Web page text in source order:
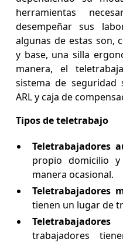
herramientas
desempeñar sus
algunas de estas son,
y base, una silla
manera, el
sistema de seguridad
ARL y caja de
Tipos de teletrabajo
Teletrabajadores
propio domicilio
manera ocasional.
Teletrabajadores
tienen un lugar de
trabajadores